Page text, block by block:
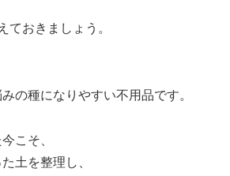
ておきましょう。
の種になりやすい不用品です。
こそ、
土を整理し、